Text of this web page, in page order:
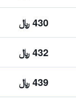
430 ﷼
432 ﷼
439 ﷼